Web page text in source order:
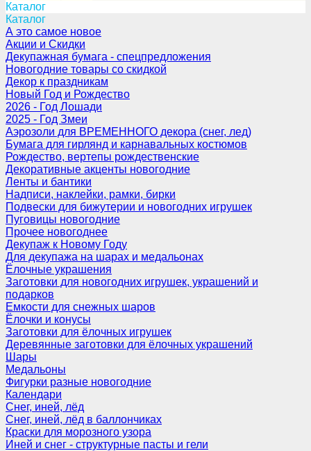
Каталог
Каталог
А это самое новое
Акции и Скидки
Декупажная бумага - спецпредложения
Новогодние товары со скидкой
Декор к праздникам
Новый Год и Рождество
2026 - Год Лошади
2025 - Год Змеи
Аэрозоли для ВРЕМЕННОГО декора (снег, лед)
Бумага для гирлянд и карнавальных костюмов
Рождество, вертепы рождественские
Декоративные акценты новогодние
Ленты и бантики
Надписи, наклейки, рамки, бирки
Подвески для бижутерии и новогодних игрушек
Пуговицы новогодние
Прочее новогоднее
Декупаж к Новому Году
Для декупажа на шарах и медальонах
Ёлочные украшения
Заготовки для новогодних игрушек, украшений и
подарков
Емкости для снежных шаров
Ёлочки и конусы
Заготовки для ёлочных игрушек
Деревянные заготовки для ёлочных украшений
Шары
Медальоны
Фигурки разные новогодние
Календари
Снег, иней, лёд
Снег, иней, лёд в баллончиках
Краски для морозного узора
Иней и снег - структурные пасты и гели